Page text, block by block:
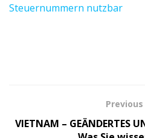
Steuernummern nutzbar
VIETNAM – GEÄNDERTES